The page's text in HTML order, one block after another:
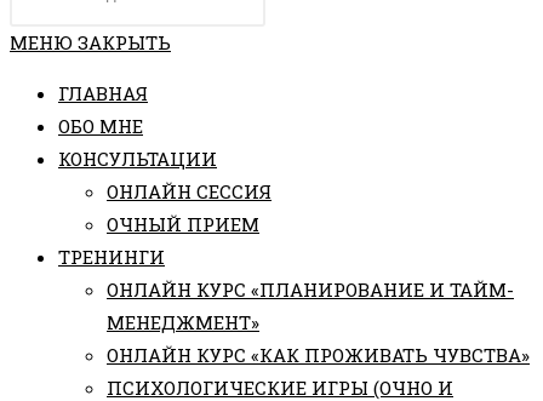
САЙТУ
сайте
МЕНЮ ЗАКРЫТЬ
ГЛАВНАЯ
ОБО МНЕ
КОНСУЛЬТАЦИИ
ОНЛАЙН СЕССИЯ
ОЧНЫЙ ПРИЕМ
ТРЕНИНГИ
ОНЛАЙН КУРС «ПЛАНИРОВАНИЕ И ТАЙМ-
МЕНЕДЖМЕНТ»
ОНЛАЙН КУРС «КАК ПРОЖИВАТЬ ЧУВСТВА»
ПСИХОЛОГИЧЕСКИЕ ИГРЫ (ОЧНО И